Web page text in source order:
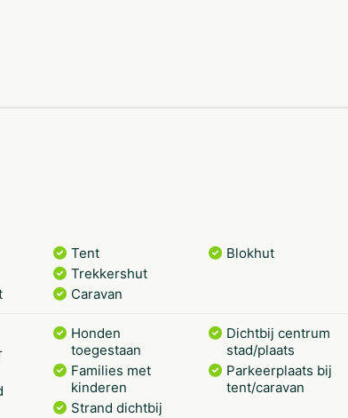
recreatie op het terrein. Er is een sportveld, een
Tent
Trekkershut
Caravan
Blokhut
Honden
toegestaan
Families met
kinderen
Strand dichtbij
Dichtbij centrum
stad/plaats
Parkeerplaats bij
tent/caravan